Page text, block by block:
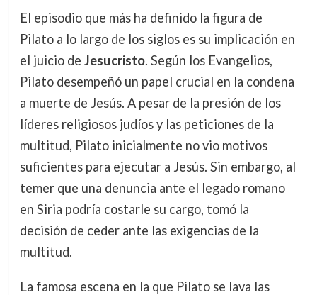
El episodio que más ha definido la figura de
Pilato a lo largo de los siglos es su implicación en
el juicio de Jesucristo. Según los Evangelios,
Pilato desempeñó un papel crucial en la condena
a muerte de Jesús. A pesar de la presión de los
líderes religiosos judíos y las peticiones de la
multitud, Pilato inicialmente no vio motivos
suficientes para ejecutar a Jesús. Sin embargo, al
temer que una denuncia ante el legado romano
en Siria podría costarle su cargo, tomó la
decisión de ceder ante las exigencias de la
multitud.
La famosa escena en la que Pilato se lava las